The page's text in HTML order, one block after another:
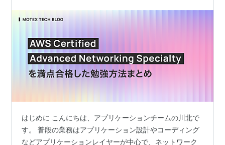
はじめに こんにちは、アプリケーションチームの川北で
す。 普段の業務はアプリケーション設計やコーディング
などアプリケーションレイヤーが中心で、ネットワーク